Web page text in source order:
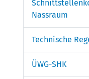
Nassraum
Technische
ÜWG-SHK